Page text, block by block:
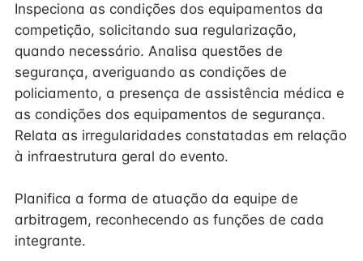
Inspeciona as condições dos equipamentos da
competição, solicitando sua regularização,
quando necessário. Analisa questões de
segurança, averiguando as condições de
policiamento, a presença de assistência médica e
as condições dos equipamentos de segurança.
Relata as irregularidades constatadas em relação
à infraestrutura geral do evento.
Planifica a forma de atuação da equipe de
arbitragem, reconhecendo as funções de cada
integrante.